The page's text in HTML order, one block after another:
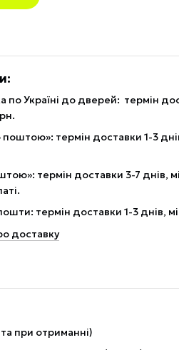
Україні до дверей: термін
термін доставки 1-3
термін доставки 3-7 днів,
термін доставки 1-3 днів,
доставку
при отриманні)